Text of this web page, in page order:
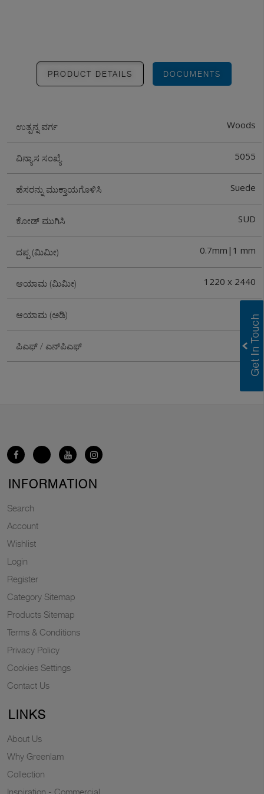
PRODUCT DETAILS DOCUMENTS
ಉತ್ಪನ್ನ ವರ್ಗ Woods
ವಿನ್ಯಾಸ ಸಂಖ್ಯೆ 5055
ಹೆಸರನ್ನು ಮುಕ್ತಾಯಗೊಳಿಸಿ Suede
ಕೋಡ್ ಮುಗಿಸಿ SUD
ದಪ್ಪ (ಮಿಮೀ) 0.7mm|1 mm
ಆಯಾಮ (ಮಿಮೀ) 1220 x 2440
ಆಯಾಮ (ಅಡಿ) 4X8
ಪಿಎಫ್ / ಎನ್‌ಪಿಎಫ್ PF
INFORMATION
Search
Account
Wishlist
Login
Register
Category Sitemap
Products Sitemap
Terms & Conditions
Privacy Policy
Cookies Settings
Contact Us
LINKS
About Us
Why Greenlam
Collection